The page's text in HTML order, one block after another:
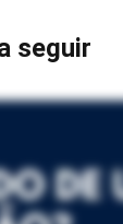
seguir